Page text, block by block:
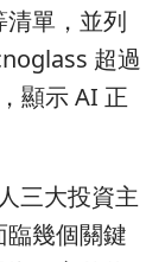
單，並列
超過
顯示 AI 正
三大投資主
幾個關鍵